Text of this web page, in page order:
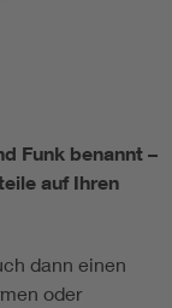
Funk benannt –
auf Ihren
dann einen
oder